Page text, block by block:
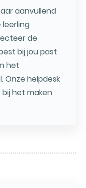
aanvullend
leerling
de
bij jou past
het
Onze helpdesk
het maken